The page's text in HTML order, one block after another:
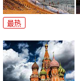
最热